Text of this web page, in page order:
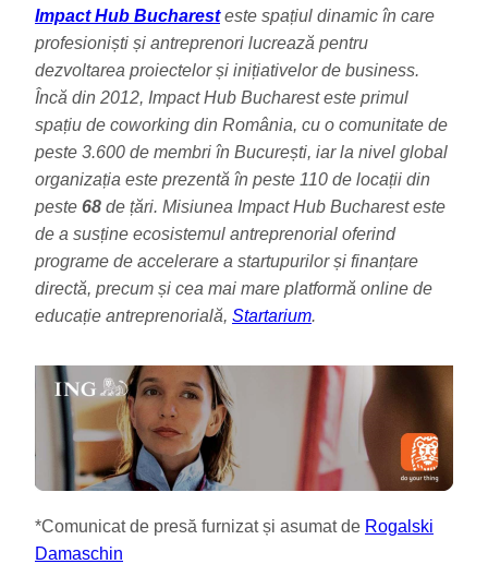
Impact Hub Bucharesteste spațiul dinamic în care
profesioniști și antreprenori lucrează pentru
dezvoltarea proiectelor și inițiativelor de business.
Încă din 2012, Impact Hub Bucharest este primul
spațiu de coworking din România, cu o comunitate de
peste 3.600 de membri în București, iar la nivel global
organizația este prezentă în peste 110 de locații din
peste 68 de țări. Misiunea Impact Hub Bucharest este
de a susține ecosistemul antreprenorial oferind
programe de accelerare a startupurilor și finanțare
directă, precum și cea mai mare platformă online de
educație antreprenorială, Startarium.
*Comunicat de presă furnizat și asumat de Rogalski
Damaschin